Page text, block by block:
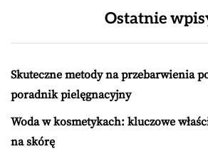
Ostatnie
Skuteczne metody na przebarwienia
poradnik pielęgnacyjny
Woda w kosmetykach: kluczowe
na skórę